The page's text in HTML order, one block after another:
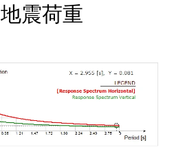
地震荷重